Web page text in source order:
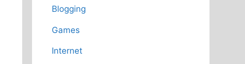
Blogging
Games
Internet